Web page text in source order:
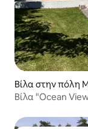
Βίλα στην πόλη
Βίλα "Ocean